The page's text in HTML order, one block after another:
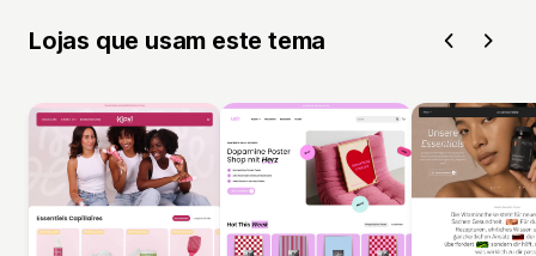
Lojas que usam este tema